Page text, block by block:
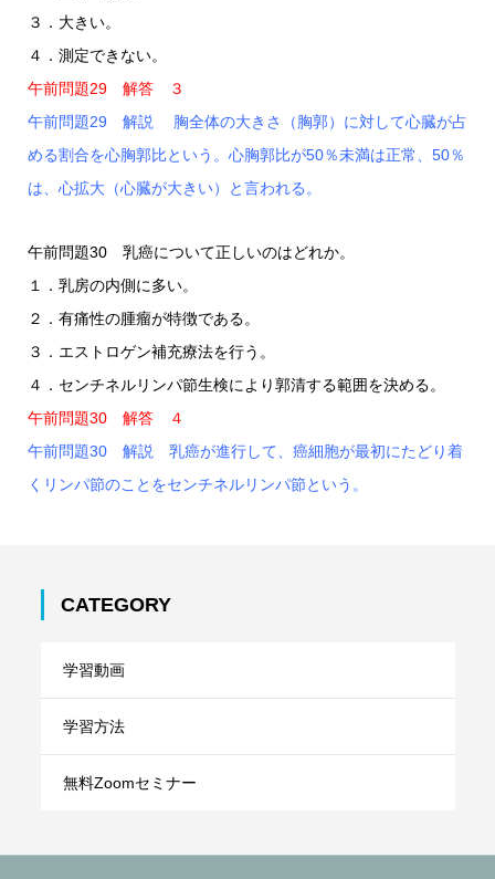
３．大きい。
４．測定できない。
午前問題29 解答 ３
午前問題29 解説 胸全体の大きさ（胸郭）に対して心臓が占
める割合を心胸郭比という。心胸郭比が50％未満は正常、50％
は、心拡大（心臓が大きい）と言われる。
午前問題30 乳癌について正しいのはどれか。
１．乳房の内側に多い。
２．有痛性の腫瘤が特徴である。
３．エストロゲン補充療法を行う。
４．センチネルリンパ節生検により郭清する範囲を決める。
午前問題30 解答 ４
午前問題30 解説 乳癌が進行して、癌細胞が最初にたどり着
くリンパ節のことをセンチネルリンパ節という。
CATEGORY
学習動画
学習方法
無料Zoomセミナー